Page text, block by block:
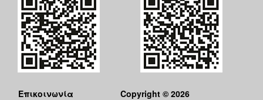
Επικοινωνία
Copyright © 2026